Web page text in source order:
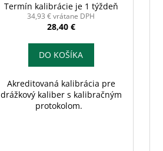
Termín kalibrácie je 1 týždeň
34,93 € vrátane DPH
28,40 €
DO KOŠÍKA
Akreditovaná kalibrácia pre
drážkový kaliber s kalibračným
protokolom.